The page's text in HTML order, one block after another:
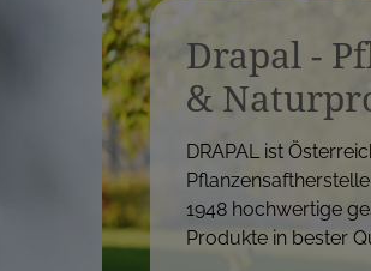
Drapal -
&
DRAPAL ist
1948 hochwertige
Produkte in bester